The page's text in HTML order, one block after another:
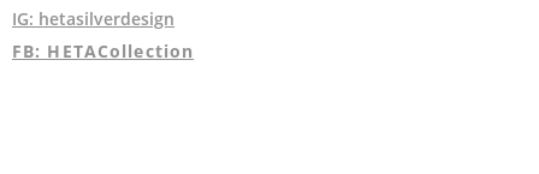
IG: hetasilverdesign
FB: HETACollection